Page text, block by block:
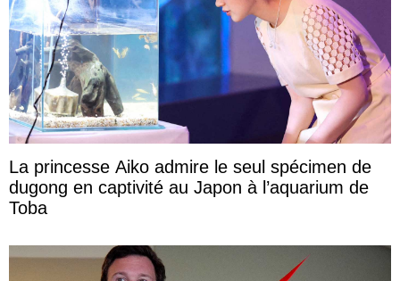
La princesse Aiko admire le seul spécimen de
dugong en captivité au Japon à l’aquarium de
Toba